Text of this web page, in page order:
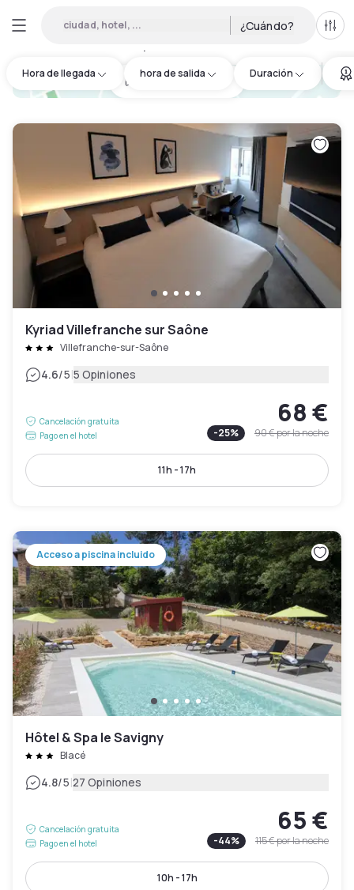
ciudad, hotel, ... ¿Cuándo?
Hora de llegada hora de salida Duración
hotel.cta.view_map
Kyriad Villefranche sur Saône
Villefranche-sur-Saône
4.6/5|5 Opiniones
Cancelación gratuita
Pago en el hotel
68 €
-25% 90 €por la noche
11h - 17h
Acceso a piscina incluido
Hôtel & Spa le Savigny
Blacé
4.8/5|27 Opiniones
Cancelación gratuita
Pago en el hotel
65 €
-44% 115 €por la noche
10h - 17h